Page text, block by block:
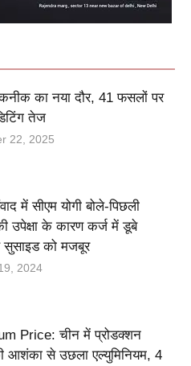
का नया दौर, 41 फसलों पर
तेज
22, 2025
में सीएम योगी बोले-पिछली
उपेक्षा के कारण कर्ज में डूबे
सुसाइड को मजबूर
2024
Price: चीन में प्रोडक्शन
आशंका से उछला एल्युमिनियम, 4